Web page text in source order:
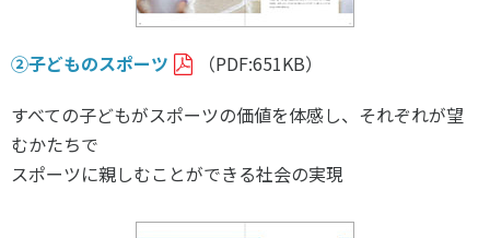
SPORT POLICY INCUBATOR ―スポーツ政策の『卵』 ―
Sport Topics
スポーツ辞典
SSF BOOKS
②子どものスポーツ
（PDF:651KB）
すべての子どもがスポーツの価値を体感し、それぞれが望
むかたちで
スポーツに親しむことができる社会の実現